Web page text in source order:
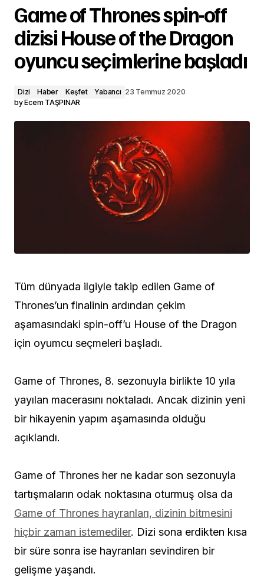
Game of Thrones spin-off
dizisi House of the Dragon
oyuncu seçimlerine başladı
Dizi Haber Keşfet Yabancı 23 Temmuz 2020
byEcem TAŞPINAR
Tüm dünyada ilgiyle takip edilen Game of
Thrones’un finalinin ardından çekim
aşamasındaki spin-off’u House of the Dragon
için oyumcu seçmeleri başladı.
Game of Thrones, 8. sezonuyla birlikte 10 yıla
yayılan macerasını noktaladı. Ancak dizinin yeni
bir hikayenin yapım aşamasında olduğu
açıklandı.
Game of Thrones her ne kadar son sezonuyla
tartışmaların odak noktasına oturmuş olsa da
Game of Thrones hayranları, dizinin bitmesini
hiçbir zaman istemediler. Dizi sona erdikten kısa
bir süre sonra ise hayranları sevindiren bir
gelişme yaşandı.